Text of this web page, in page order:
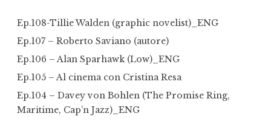
Ep.108-Tillie Walden (graphic novelist)_ENG
Ep.107 – Roberto Saviano (autore)
Ep.106 – Alan Sparhawk (Low)_ENG
Ep.105 – Al cinema con Cristina Resa
Ep.104 – Davey von Bohlen (The Promise Ring,
Maritime, Cap’n Jazz)_ENG